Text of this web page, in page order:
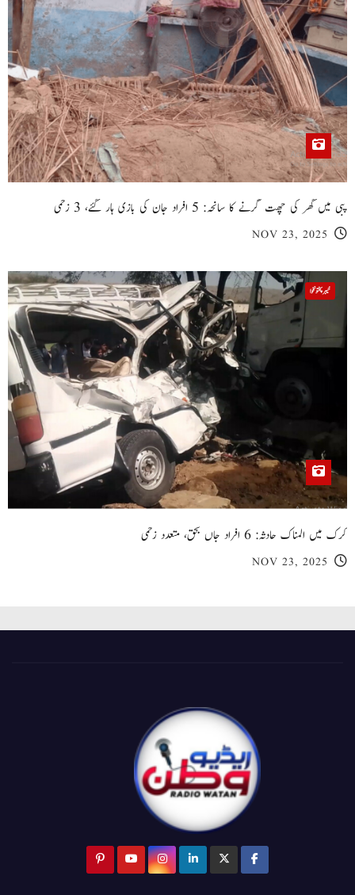
پبی میں گھر کی چھت گرنے کا سانحہ: 5 افراد جان کی بازی ہار گئے، 3 زخمی
NOV 23, 2025
خیبر پختونخوا
کرک میں المناک حادثہ: 6 افراد جاں بحق، متعدد زخمی
NOV 23, 2025